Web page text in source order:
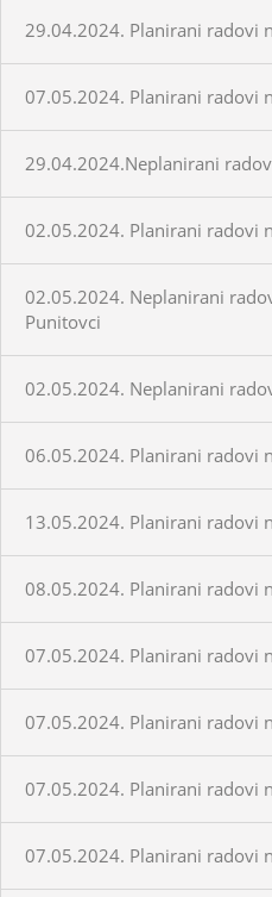
29.04.2024. Planirani radovi
07.05.2024. Planirani radovi
29.04.2024.Neplanirani
02.05.2024. Planirani radovi
02.05.2024. Neplanirani
Punitovci
02.05.2024. Neplanirani
06.05.2024. Planirani radovi
13.05.2024. Planirani radovi
08.05.2024. Planirani radovi
07.05.2024. Planirani radovi
07.05.2024. Planirani radovi
07.05.2024. Planirani radovi
07.05.2024. Planirani radovi